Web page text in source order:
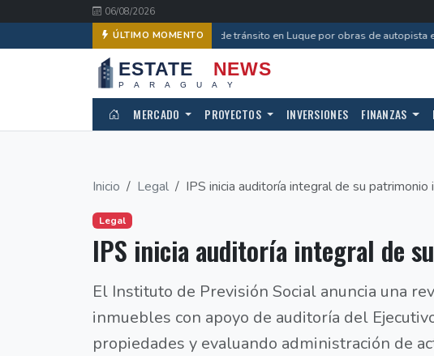
06/08/2026
ÚLTIMO MOMENTODesvíos de tránsito en Luque por obras de autopista
MERCADO PROYECTOS INVERSIONES FINANZAS
Inicio Legal IPS inicia auditoría integral de su patrimonio
Legal
IPS inicia auditoría integral de
El Instituto de Previsión Social anuncia una
inmuebles con apoyo de auditoría del
propiedades y evaluando administración de